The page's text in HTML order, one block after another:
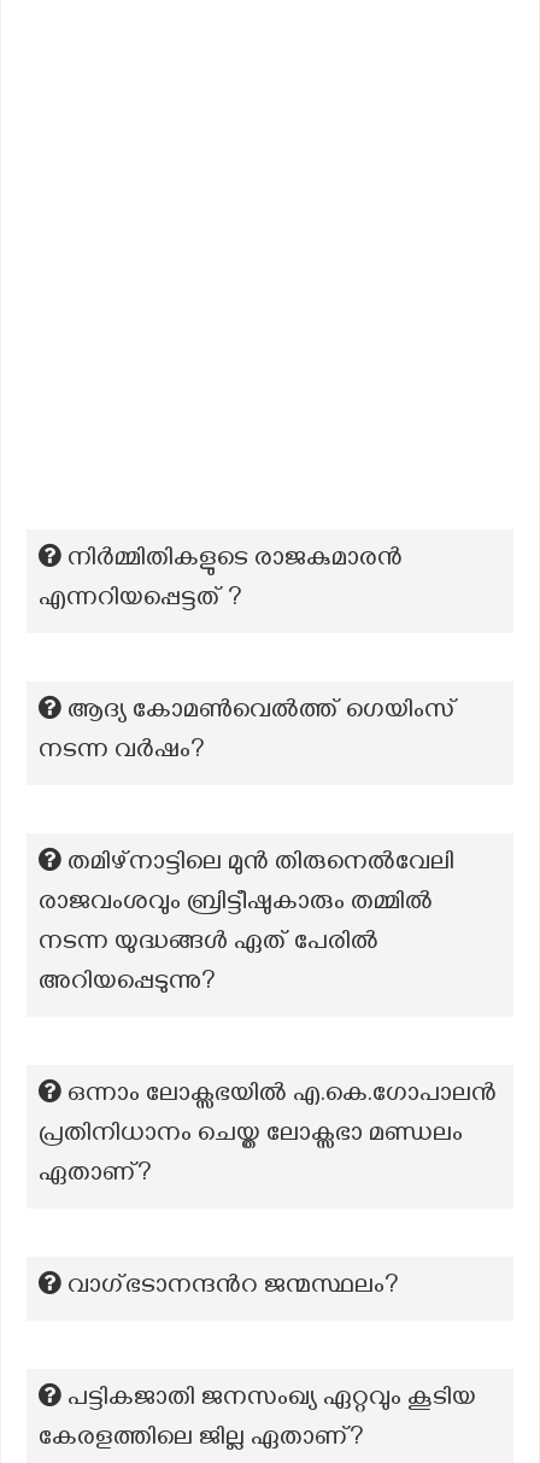
നിർമ്മിതികളുടെ രാജകുമാരൻ
എന്നറിയപ്പെട്ടത് ?
ആദ്യ കോമൺവെൽത്ത് ഗെയിംസ്
നടന്ന വർഷം?
തമിഴ്നാട്ടിലെ മുൻ തിരുനെൽവേലി
രാജവംശവും ബ്രിട്ടീഷുകാരും തമ്മിൽ
നടന്ന യുദ്ധങ്ങൾ ഏത് പേരിൽ
അറിയപ്പെടുന്നു?
ഒന്നാം ലോക്സഭയിൽ എ.കെ.ഗോപാലൻ
പ്രതിനിധാനം ചെയ്ത ലോക്സഭാ മണ്ഡലം
ഏതാണ്?
വാഗ്ഭടാനന്ദന്‍റ ജന്മസ്ഥലം?
പട്ടികജാതി ജനസംഖ്യ ഏറ്റവും കൂടിയ
കേരളത്തിലെ ജില്ല ഏതാണ്?